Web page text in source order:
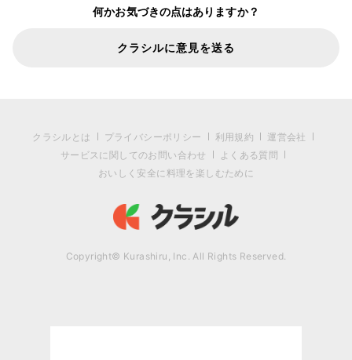
何かお気づきの点はありますか？
クラシルに意見を送る
クラシルとは プライバシーポリシー 利用規約
運営会社
サービスに関してのお問い合わせ
よくある質問
おいしく安全に料理を楽しむために
Copyright© Kurashiru, Inc. All Rights Reserved.